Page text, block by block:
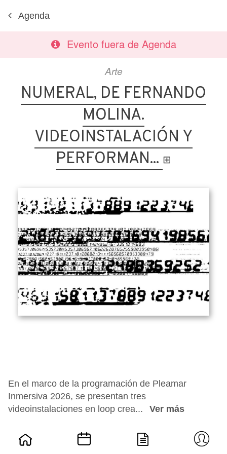
Agenda
Evento fuera de Agenda
Arte
NUMERAL, DE FERNANDO
MOLINA.
VIDEOINSTALACIÓN Y
PERFORMAN... ⊞
En el marco de la programación de Pleamar
Inmersiva 2026, se presentan tres
videoinstalaciones en loop crea...
Ver más